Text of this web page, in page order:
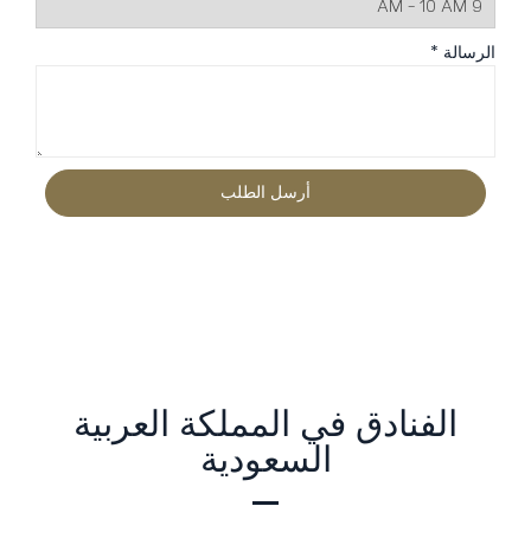
الرسالة *
الفنادق في المملكة العربية
السعودية